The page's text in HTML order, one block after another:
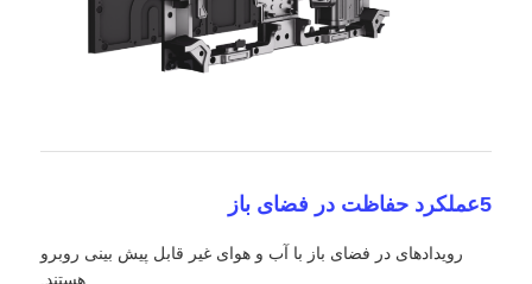
5عملکرد حفاظت در فضای باز
رویدادهای در فضای باز با آب و هوای غیر قابل پیش بینی روبرو
هستند.